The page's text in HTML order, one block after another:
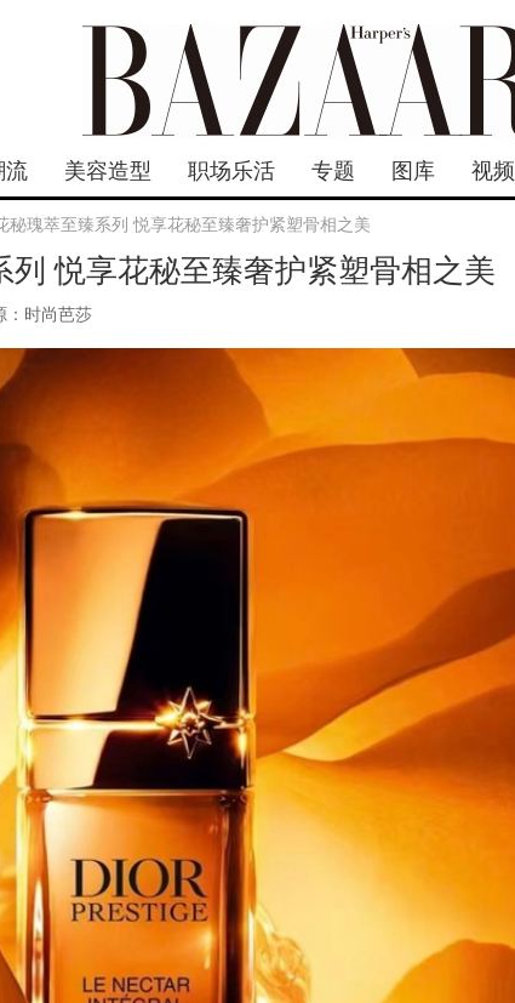
流 美容造型 职场乐活 专题 图库 视频
秘瑰萃至臻系列 悦享花秘至臻奢护紧塑骨相之美
列 悦享花秘至臻奢护紧塑骨相之美
：时尚芭莎